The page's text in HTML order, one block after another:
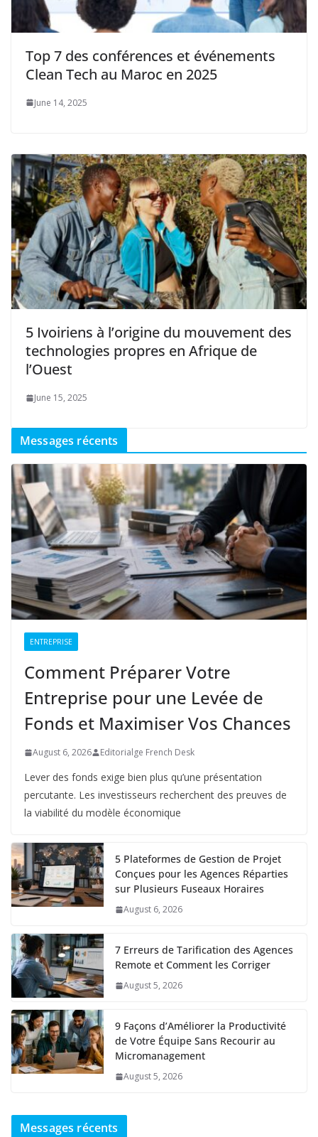
Top 7 des conférences et événements
Clean Tech au Maroc en 2025
June 14, 2025
5 Ivoiriens à l’origine du mouvement des
technologies propres en Afrique de
l’Ouest
June 15, 2025
Messages récents
ENTREPRISE
Comment Préparer Votre
Entreprise pour une Levée de
Fonds et Maximiser Vos Chances
August 6, 2026 Editorialge French Desk
Lever des fonds exige bien plus qu’une présentation
percutante. Les investisseurs recherchent des preuves de
la viabilité du modèle économique
5 Plateformes de Gestion de Projet
Conçues pour les Agences Réparties
sur Plusieurs Fuseaux Horaires
August 6, 2026
7 Erreurs de Tarification des Agences
Remote et Comment les Corriger
August 5, 2026
9 Façons d’Améliorer la Productivité
de Votre Équipe Sans Recourir au
Micromanagement
August 5, 2026
Messages récents